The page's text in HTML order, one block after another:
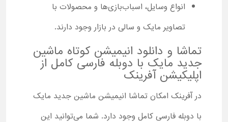
انواع وسایل، اسباب‌بازی‌ها و محصولات با
تصاویر مایک و سالی در بازار وجود دارند.
تماشا و دانلود انیمیشن کوتاه ماشین
جدید مایک با دوبله فارسی کامل از
اپلیکیشن آفرینک
در آفرینک امکان تماشا انیمیشن ماشین جدید مایک
با دوبله فارسی کامل وجود دارد. شما می‌توانید این